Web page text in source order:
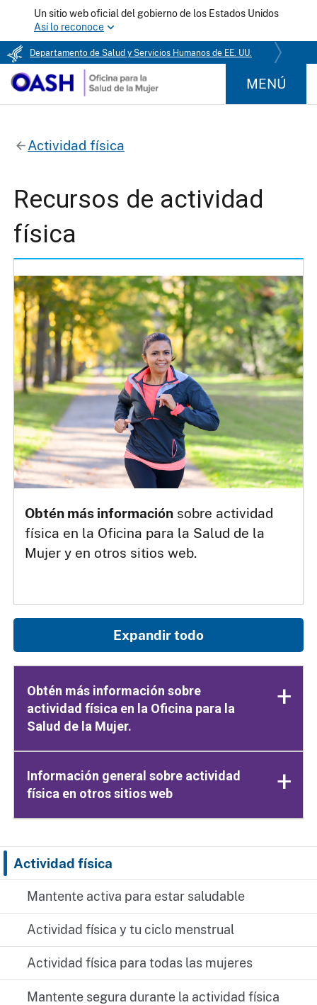
Un sitio web oficial del gobierno de los Estados Unidos
Así lo reconoce
Departamento de Salud y Servicios Humanos de EE. UU.
MENÚ
Actividad física
Actividad física
Mantente activa para estar saludable
Actividad física y tu ciclo menstrual
Actividad física para todas las mujeres
Mantente segura durante la actividad física
Recursos de actividad
física
Obtén más información sobre actividad
física en la Oficina para la Salud de la
Mujer y en otros sitios web.
Expandir todo
Obtén más información sobre
actividad física en la Oficina para la
Salud de la Mujer.
Información general sobre actividad
física en otros sitios web